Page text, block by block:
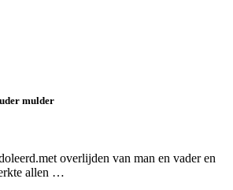
mulder
overlijden van man en vader en
allen …